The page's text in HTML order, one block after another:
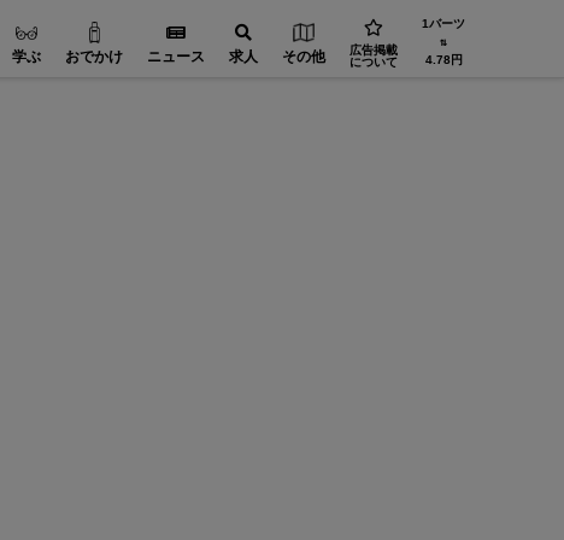
学ぶ おでかけ ニュース 求人 その他
広告掲載
について
1バーツ
⇅
4.78円